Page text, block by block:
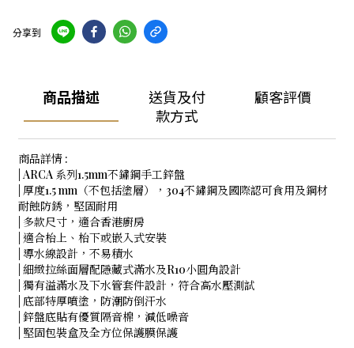
分享到
商品描述
送貨及付
款方式
顧客評價
商品詳情 :
| ARCA 系列1.5mm不鏽鋼手工鋅盤
| 厚度1.5 mm（不包括塗層），304不鏽鋼及國際認可食用及鋼材
耐蝕防銹，堅固耐用
| 多款尺寸，適合香港廚房
| 適合枱上、枱下或嵌入式安裝
| 導水線設計，不易積水
| 細緻拉絲面層配隱藏式滿水及R10小圓角設計
| 獨有溢滿水及下水管套件設計，符合高水壓測試
| 底部特厚噴塗，防潮防倒汗水
| 鋅盤底貼有優質隔音棉，減低噪音
| 堅固包裝盒及全方位保護膜保護